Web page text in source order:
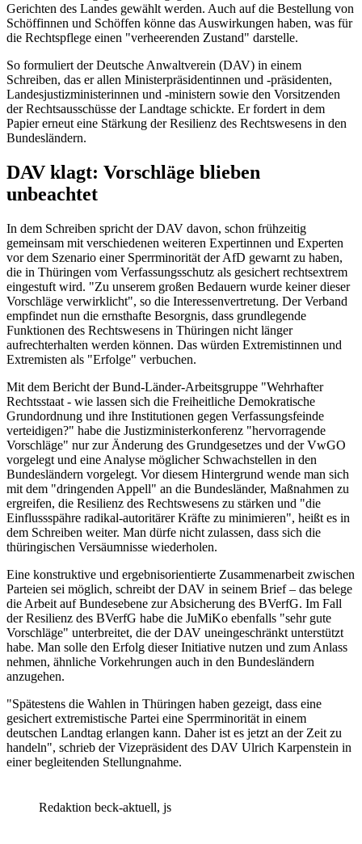
Gerichten des Landes gewählt werden. Auch auf die Bestellung von
Schöffinnen und Schöffen könne das Auswirkungen haben, was für
die Rechtspflege einen "verheerenden Zustand" darstelle.
So formuliert der Deutsche Anwaltverein (DAV) in einem
Schreiben, das er allen Ministerpräsidentinnen und -präsidenten,
Landesjustizministerinnen und -ministern sowie den Vorsitzenden
der Rechtsausschüsse der Landtage schickte. Er fordert in dem
Papier erneut eine Stärkung der Resilienz des Rechtswesens in den
Bundesländern.
DAV klagt: Vorschläge blieben
unbeachtet
In dem Schreiben spricht der DAV davon, schon frühzeitig
gemeinsam mit verschiedenen weiteren Expertinnen und Experten
vor dem Szenario einer Sperrminorität der AfD gewarnt zu haben,
die in Thüringen vom Verfassungsschutz als gesichert rechtsextrem
eingestuft wird. "Zu unserem großen Bedauern wurde keiner dieser
Vorschläge verwirklicht", so die Interessenvertretung. Der Verband
empfindet nun die ernsthafte Besorgnis, dass grundlegende
Funktionen des Rechtswesens in Thüringen nicht länger
aufrechterhalten werden können. Das würden Extremistinnen und
Extremisten als "Erfolge" verbuchen.
Mit dem Bericht der Bund-Länder-Arbeitsgruppe "Wehrhafter
Rechtsstaat - wie lassen sich die Freiheitliche Demokratische
Grundordnung und ihre Institutionen gegen Verfassungsfeinde
verteidigen?" habe die Justizministerkonferenz "hervorragende
Vorschläge" nur zur Änderung des Grundgesetzes und der VwGO
vorgelegt und eine Analyse möglicher Schwachstellen in den
Bundesländern vorgelegt. Vor diesem Hintergrund wende man sich
mit dem "dringenden Appell" an die Bundesländer, Maßnahmen zu
ergreifen, die Resilienz des Rechtswesens zu stärken und "die
Einflussspähre radikal-autoritärer Kräfte zu minimieren", heißt es in
dem Schreiben weiter. Man dürfe nicht zulassen, dass sich die
thüringischen Versäumnisse wiederholen.
Eine konstruktive und ergebnisorientierte Zusammenarbeit zwischen
Parteien sei möglich, schreibt der DAV in seinem Brief – das belege
die Arbeit auf Bundesebene zur Absicherung des BVerfG. Im Fall
der Resilienz des BVerfG habe die JuMiKo ebenfalls "sehr gute
Vorschläge" unterbreitet, die der DAV uneingeschränkt unterstützt
habe. Man solle den Erfolg dieser Initiative nutzen und zum Anlass
nehmen, ähnliche Vorkehrungen auch in den Bundesländern
anzugehen.
"Spätestens die Wahlen in Thüringen haben gezeigt, dass eine
gesichert extremistische Partei eine Sperrminorität in einem
deutschen Landtag erlangen kann. Daher ist es jetzt an der Zeit zu
handeln", schrieb der Vizepräsident des DAV Ulrich Karpenstein in
einer begleitenden Stellungnahme.
Redaktion beck-aktuell, js